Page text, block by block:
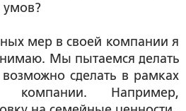
умов?
мер в своей компании я
Мы пытаемся делать
сделать в рамках
компании. Например,